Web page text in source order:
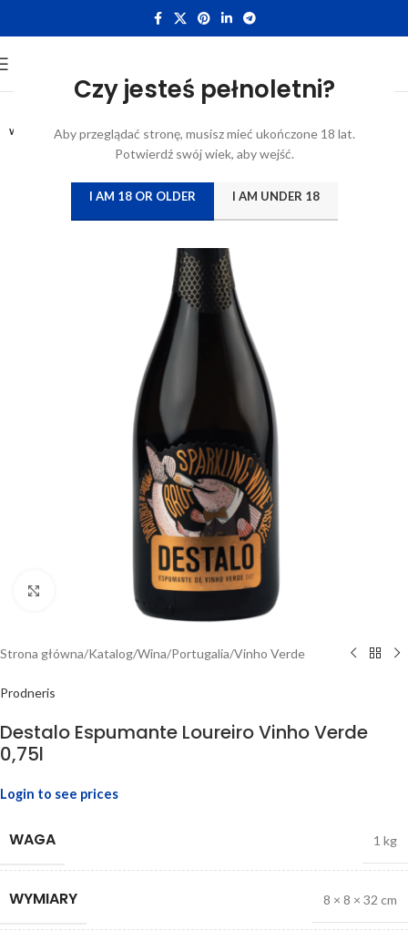
Czy jesteś pełnoletni?
Aby przeglądać stronę, musisz mieć ukończone 18 lat.
Potwierdź swój wiek, aby wejść.
I AM 18 OR OLDER I AM UNDER 18
WYTRAWNE
Click to enlarge
Strona główna/Katalog/Wina/Portugalia/Vinho Verde
Prodneris
Destalo Espumante Loureiro Vinho Verde
0,75l
Login to see prices
WAGA 1 kg
WYMIARY 8 × 8 × 32 cm